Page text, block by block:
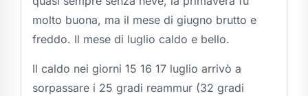
molto buona, ma il mese di giugno brutto e
freddo. Il mese di luglio caldo e bello.
Il caldo nei giorni 15 16 17 luglio arrivò a
sorpassare i 25 gradi reammur (32 gradi